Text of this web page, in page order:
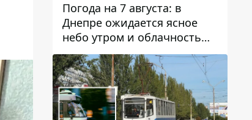
Погода на 7 августа: в
Днепре ожидается ясное
небо утром и облачность
после обеда